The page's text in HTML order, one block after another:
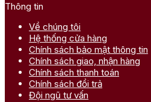
Thông tin
Về chúng tôi
Hệ thống cửa hàng
Chính sách bảo mật thông tin
Chính sách giao, nhận hàng
Chính sách thanh toán
Chính sách đổi trả
Đội ngũ tư vấn